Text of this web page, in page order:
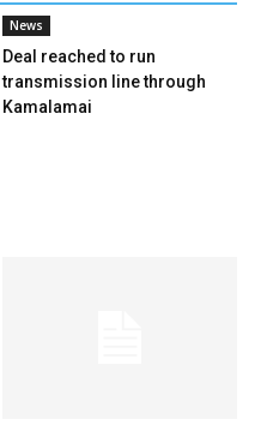
News
Deal reached to run
transmission line through
Kamalamai